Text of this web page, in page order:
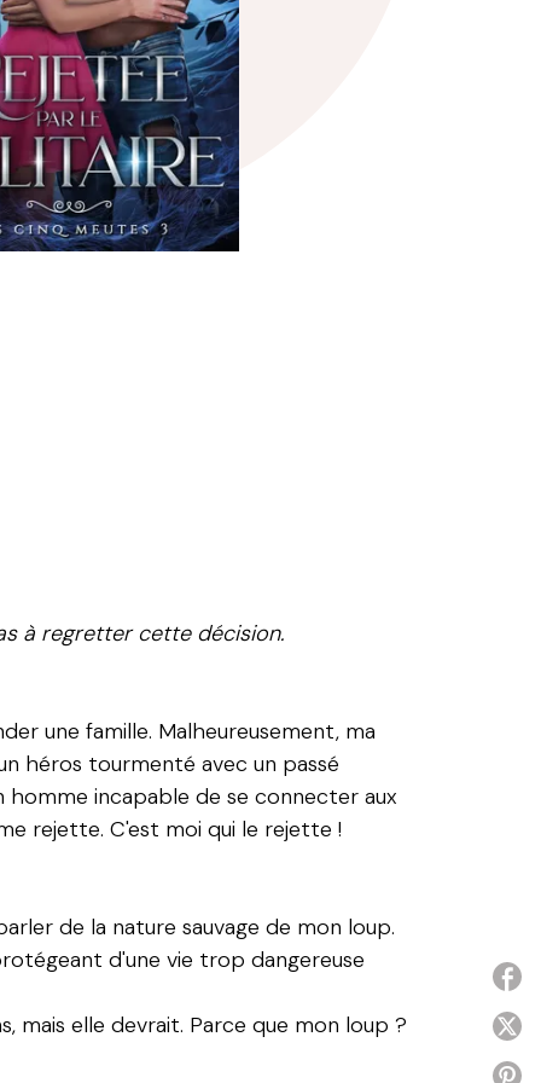
à regretter cette décision.
une famille. Malheureusement, ma
héros tourmenté avec un passé
incapable de se connecter aux
rejette. C'est moi qui le rejette !
de la nature sauvage de mon loup.
d'une vie trop dangereuse
mais elle devrait. Parce que mon loup ?